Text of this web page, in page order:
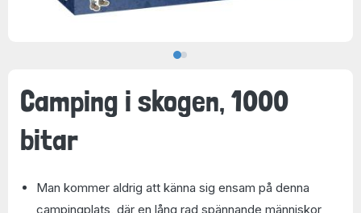
Camping i skogen, 1000
bitar
Man kommer aldrig att känna sig ensam på denna
campingplats, där en lång rad spännande människor